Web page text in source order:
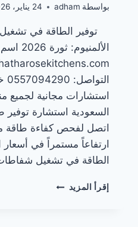
بواسطة adham 24 يناير، 2026
توفير الطاقة في
استشارات مجانية لجميع
السعودية استشارة
اتصل لفحص كفاءة طاقة
ارتفاعاً مستمراً في أسعار
الطاقة في تشغيل
إقرأ المزيد توفير